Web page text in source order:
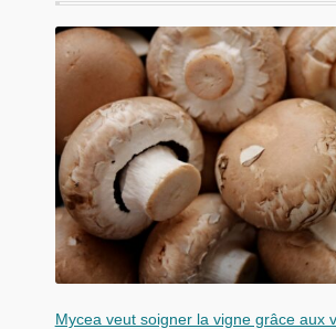
Mycea veut soigner la vigne grâce aux